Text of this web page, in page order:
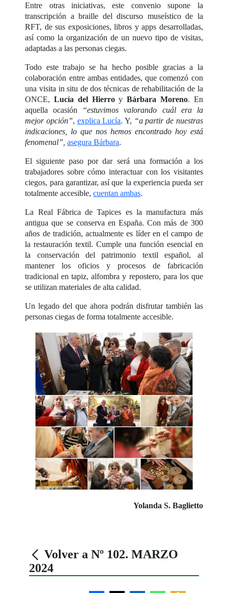
Entre otras iniciativas, este convenio supone la
transcripción a braille del discurso museístico de la
RFT, de sus exposiciones, libros y apps desarrolladas,
así como la organización de un nuevo tipo de visitas,
adaptadas a las personas ciegas.
Todo este trabajo se ha hecho posible gracias a la
colaboración entre ambas entidades, que comenzó con
una visita in situ de dos técnicas de rehabilitación de la
ONCE,Lucía del HierroyBárbara Moreno. En
aquella ocasión “estuvimos valorando cuál era la
mejor opción”, explica Lucía. Y, “a partir de nuestras
indicaciones, lo que nos hemos encontrado hoy está
fenomenal”, asegura Bárbara.
El siguiente paso por dar será una formación a los
trabajadores sobre cómo interactuar con los visitantes
ciegos, para garantizar, así que la experiencia pueda ser
totalmente accesible,cuentan ambas.
La Real Fábrica de Tapices es la manufactura más
antigua que se conserva en España. Con más de 300
años de tradición, actualmente es líder en el campo de
la restauración textil. Cumple una función esencial en
la conservación del patrimonio textil español, al
mantener los oficios y procesos de fabricación
tradicional en tapiz, alfombra y repostero, para los que
se utilizan materiales de alta calidad.
Un legado del que ahora podrán disfrutar también las
personas ciegas de forma totalmente accesible.
Yolanda S. Baglietto
Volver a Nº 102. MARZO
2024